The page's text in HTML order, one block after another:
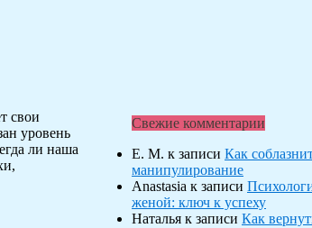
свои
уровень
ли наша
Свежие комментарии
Е. М. к записиКак
манипулирование
Anastasia к записи
женой: ключ к успеху
Наталья к записиКак